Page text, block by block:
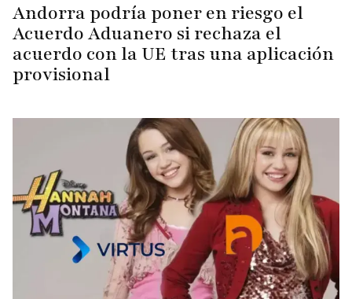
Andorra podría poner en riesgo el
Acuerdo Aduanero si rechaza el
acuerdo con la UE tras una aplicación
provisional